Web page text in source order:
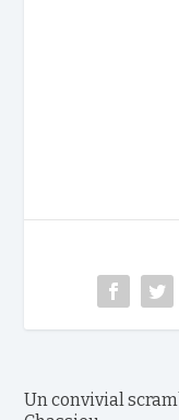
Un convivial